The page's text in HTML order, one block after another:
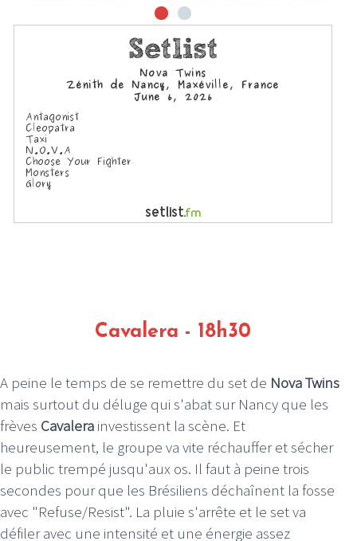
Cavalera - 18h30
A peine le temps de se remettre du set de Nova Twins
mais surtout du déluge qui s'abat sur Nancy que les
frèves Cavalera investissent la scène. Et
heureusement, le groupe va vite réchauffer et sécher
le public trempé jusqu'aux os. Il faut à peine trois
secondes pour que les Brésiliens déchaînent la fosse
avec "Refuse/Resist". La pluie s'arrête et le set va
défiler avec une intensité et une énergie assez